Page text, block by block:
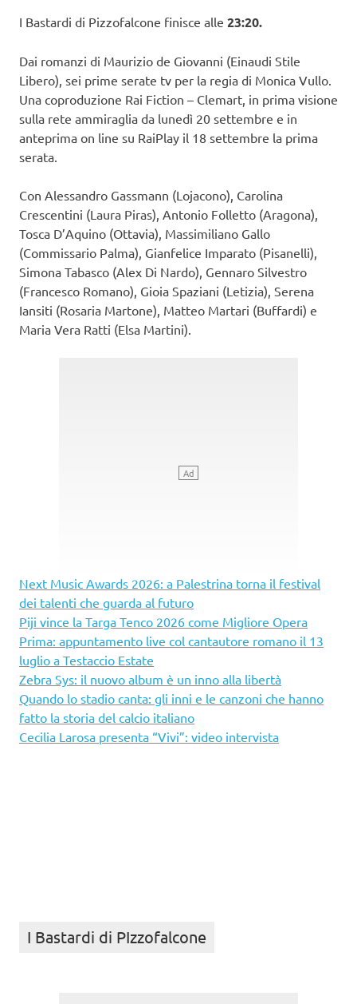
I Bastardi di Pizzofalcone finisce alle 23:20.
Dai romanzi di Maurizio de Giovanni (Einaudi Stile
Libero), sei prime serate tv per la regia di Monica Vullo.
Una coproduzione Rai Fiction – Clemart, in prima visione
sulla rete ammiraglia da lunedì 20 settembre e in
anteprima on line su RaiPlay il 18 settembre la prima
serata.
Con Alessandro Gassmann (Lojacono), Carolina
Crescentini (Laura Piras), Antonio Folletto (Aragona),
Tosca D’Aquino (Ottavia), Massimiliano Gallo
(Commissario Palma), Gianfelice Imparato (Pisanelli),
Simona Tabasco (Alex Di Nardo), Gennaro Silvestro
(Francesco Romano), Gioia Spaziani (Letizia), Serena
Iansiti (Rosaria Martone), Matteo Martari (Buffardi) e
Maria Vera Ratti (Elsa Martini).
Next Music Awards 2026: a Palestrina torna il festival
dei talenti che guarda al futuro
Piji vince la Targa Tenco 2026 come Migliore Opera
Prima: appuntamento live col cantautore romano il 13
luglio a Testaccio Estate
Zebra Sys: il nuovo album è un inno alla libertà
Quando lo stadio canta: gli inni e le canzoni che hanno
fatto la storia del calcio italiano
Cecilia Larosa presenta “Vivi”: video intervista
I Bastardi di PIzzofalcone